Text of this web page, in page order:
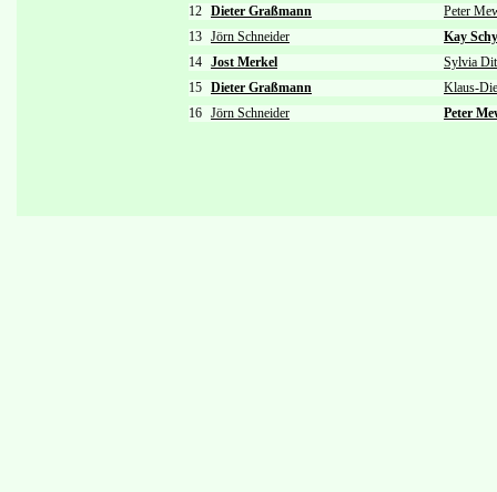
12 Dieter Graßmann
Peter
13 Jörn Schneider
Kay
14 Jost Merkel
Sylvia
15 Dieter Graßmann
Klaus-
16 Jörn Schneider Peter